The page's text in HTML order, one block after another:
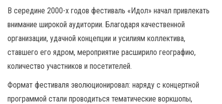
В середине 2000-х годов фестиваль «Идол» начал привлекать
внимание широкой аудитории. Благодаря качественной
организации, удачной концепции и усилиям коллектива,
ставшего его ядром, мероприятие расширило географию,
количество участников и посетителей.
Формат фестиваля эволюционировал: наряду с концертной
программой стали проводиться тематические воркшопы,